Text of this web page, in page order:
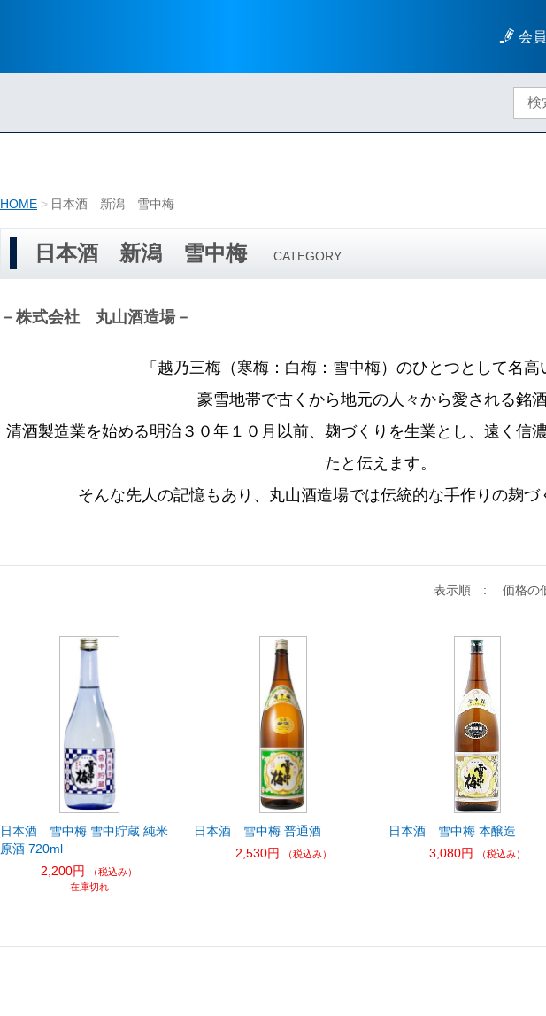
会
HOME 日本酒 新潟 雪中梅
日本酒 新潟 雪中梅 CATEGORY
－株式会社 丸山酒造場－
「越乃三梅（寒梅：白梅：雪中梅）のひとつとして名高
豪雪地帯で古くから地元の人々から愛される銘酒
清酒製造業を始める明治３０年１０月以前、麹づくりを生業とし、遠く信
たと伝えます。
そんな先人の記憶もあり、丸山酒造場では伝統的な手作りの麹づ
表示順 : 価格の
日本酒 雪中梅 雪中貯蔵 純米
原酒 720ml
2,200円
（税込み）
在庫切れ
日本酒 雪中梅 普通酒
2,530円
（税込み）
日本酒 雪中梅 本醸造
3,080円
（税込み）